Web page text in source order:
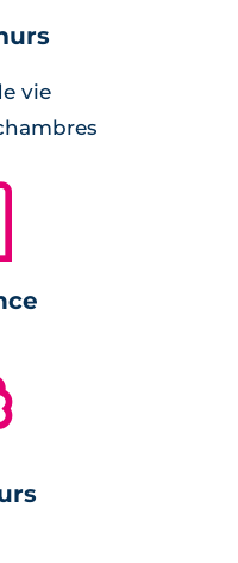
et appliques
et étagères,
dans un écrin
accueille
vie